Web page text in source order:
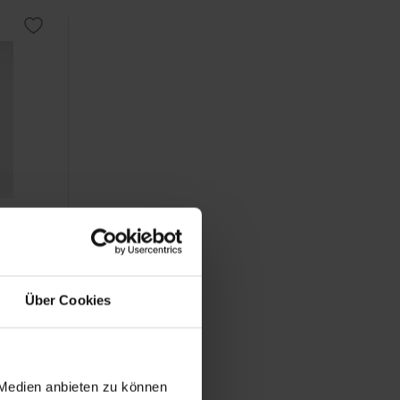
Über Cookies
anbieten zu können